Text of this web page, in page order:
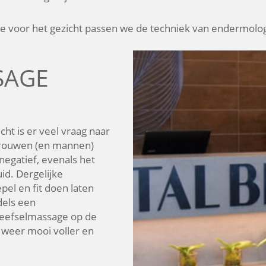
voor het gezicht passen we de techniek van
is er veel vraag naar
(en mannen)
evenals het
Dergelijke
en fit doen laten
een
op de
mooi voller en